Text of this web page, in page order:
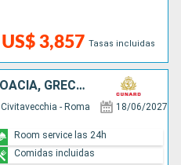
US$ 3,857 Tasas incluidas
MALTA, MONTENEGRO, CROACIA, GRECIA, ITALIA, ESPAÑA, FRANCIA
Civitavecchia - Roma 18/06/2027
Room service las 24h
Comidas incluidas